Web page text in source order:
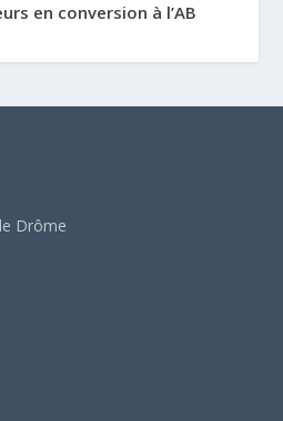
en conversion à l’AB
Drôme